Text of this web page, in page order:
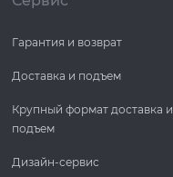
Гарантия и возврат
Доставка и подъем
Крупный формат доставка и
подъем
Дизайн-сервис